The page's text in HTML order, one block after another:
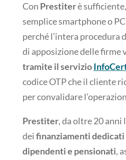
Con Prestiterè
semplice smartphone o
perché l’intera procedura
di apposizione delle firme
tramite il servizio
codice OTP che il cliente
per convalidare
Prestiter, da oltre 20 anni
deifinanziamenti
dipendenti e pensionati,